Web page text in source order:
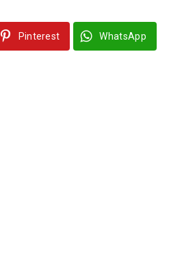
Pinterest WhatsApp